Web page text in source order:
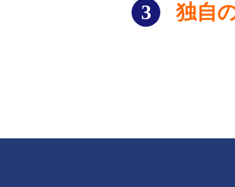
3 独自